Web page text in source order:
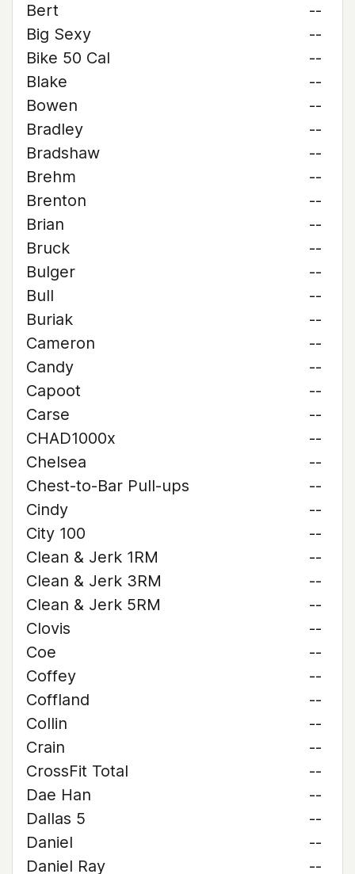
Bert
--
Big Sexy
--
Bike 50 Cal
--
Blake
--
Bowen
--
Bradley
--
Bradshaw
--
Brehm
--
Brenton
--
Brian
--
Bruck
--
Bulger
--
Bull
--
Buriak
--
Cameron
--
Candy
--
Capoot
--
Carse
--
CHAD1000x
--
Chelsea
--
Chest-to-Bar Pull-ups
--
Cindy
--
City 100
--
Clean & Jerk 1RM
--
Clean & Jerk 3RM
--
Clean & Jerk 5RM
--
Clovis
--
Coe
--
Coffey
--
Coffland
--
Collin
--
Crain
--
CrossFit Total
--
Dae Han
--
Dallas 5
--
Daniel
--
Daniel Ray
--